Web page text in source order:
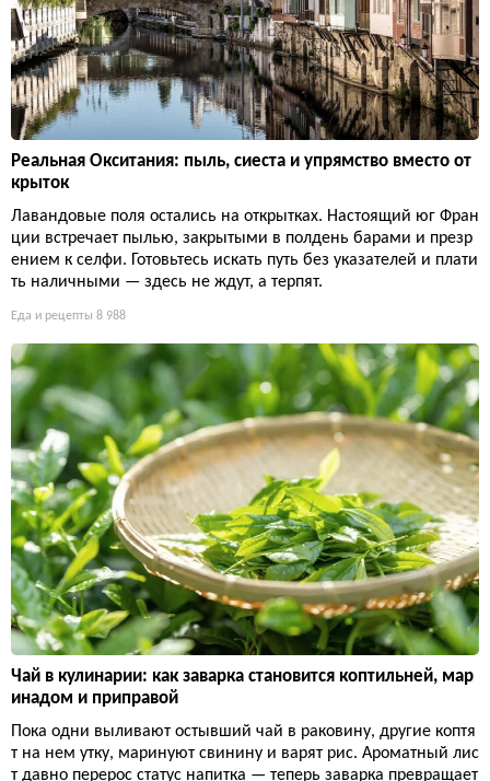
Реальная Окситания: пыль, сиеста и упрямство вместо от
крыток
Лавандовые поля остались на открытках. Настоящий юг Фран
ции встречает пылью, закрытыми в полдень барами и презр
ением к селфи. Готовьтесь искать путь без указателей и плати
ть наличными — здесь не ждут, а терпят.
Еда и рецепты 8 988
Чай в кулинарии: как заварка становится коптильней, мар
инадом и приправой
Пока одни выливают остывший чай в раковину, другие коптя
т на нем утку, маринуют свинину и варят рис. Ароматный лис
т давно перерос статус напитка — теперь заварка превращает